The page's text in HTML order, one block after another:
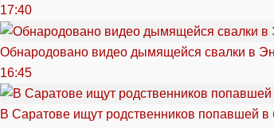
17:40
Обнародовано видео дымящейся свалки в
16:45
В Саратове ищут родственников попавшей в